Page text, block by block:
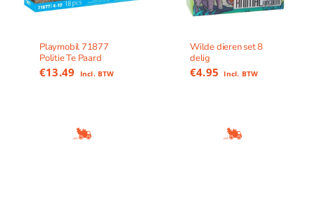
Playmobil 71877
Politie Te Paard
€13.49 Incl. BTW
Wilde dieren set 8
delig
€4.95 Incl. BTW